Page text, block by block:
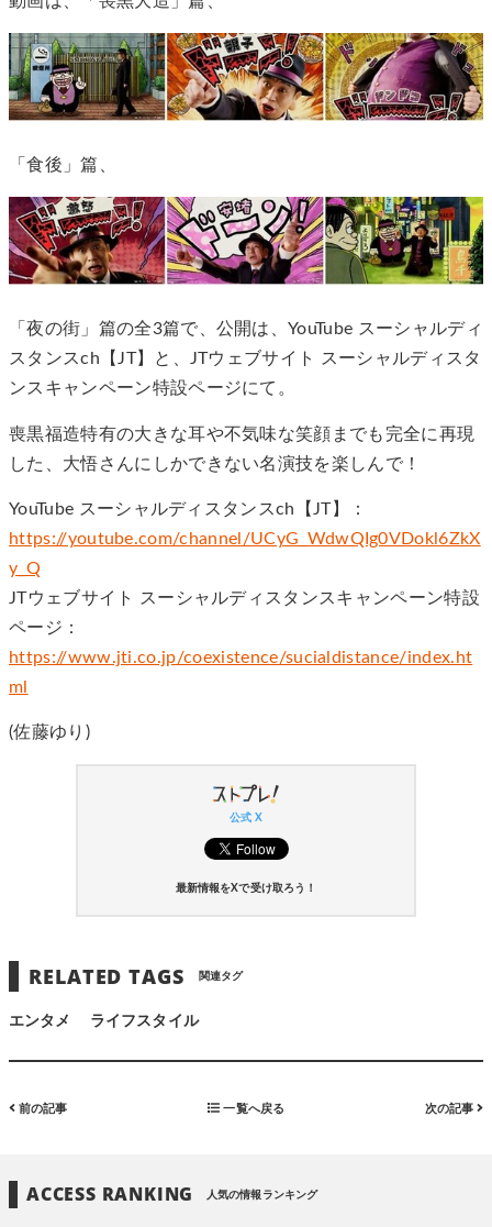
「食後」篇、
「夜の街」篇の全3篇で、公開は、YouTube スーシャルディ
スタンスch【JT】と、JTウェブサイト スーシャルディスタ
ンスキャンペーン特設ページにて。
喪黒福造特有の大きな耳や不気味な笑顔までも完全に再現
した、大悟さんにしかできない名演技を楽しんで！
YouTube スーシャルディスタンスch【JT】：
https://youtube.com/channel/UCyG_WdwQIg0VDokl6ZkX
y_Q
JTウェブサイト スーシャルディスタンスキャンペーン特設
ページ：
https://www.jti.co.jp/coexistence/sucialdistance/index.ht
ml
(佐藤ゆり)
公式 X
最新情報をXで受け取ろう！
RELATED TAGS 関連タグ
エンタメ ライフスタイル
前の記事 一覧へ戻る 次の記事
ACCESS RANKING 人気の情報ランキング